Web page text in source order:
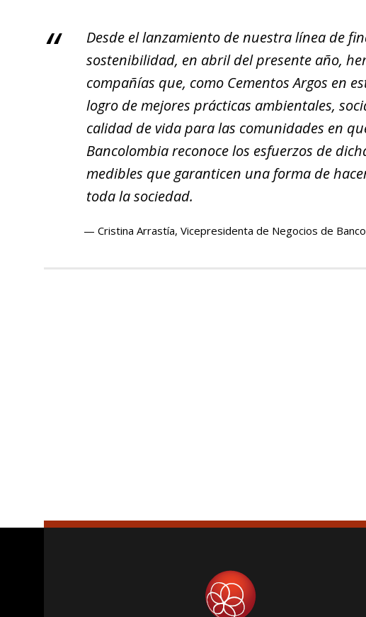
Desde el lanzamiento de nuestra línea de
sostenibilidad, en abril del presente año,
compañías que, como Cementos Argos en
logro de mejores prácticas ambientales,
calidad de vida para las comunidades en
Bancolombia reconoce los esfuerzos de
medibles que garanticen una forma de
toda la sociedad.
Cristina Arrastía, Vicepresidenta de Negocios de